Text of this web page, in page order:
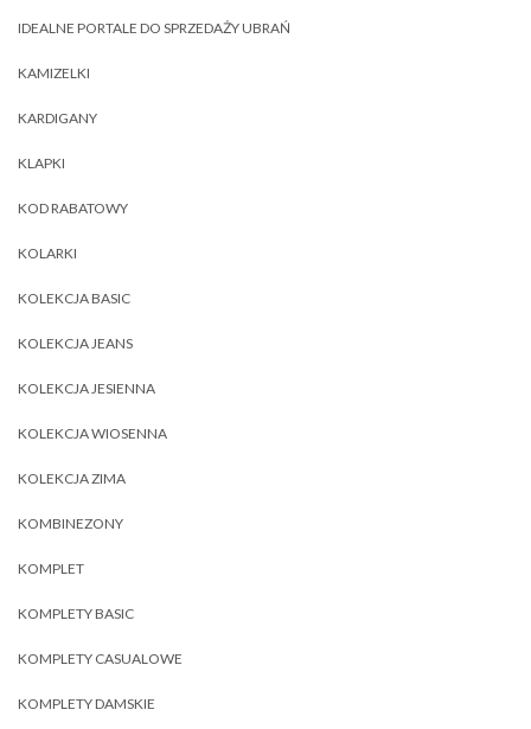
IDEALNE PORTALE DO SPRZEDAŻY UBRAŃ
KAMIZELKI
KARDIGANY
KLAPKI
KOD RABATOWY
KOLARKI
KOLEKCJA BASIC
KOLEKCJA JEANS
KOLEKCJA JESIENNA
KOLEKCJA WIOSENNA
KOLEKCJA ZIMA
KOMBINEZONY
KOMPLET
KOMPLETY BASIC
KOMPLETY CASUALOWE
KOMPLETY DAMSKIE